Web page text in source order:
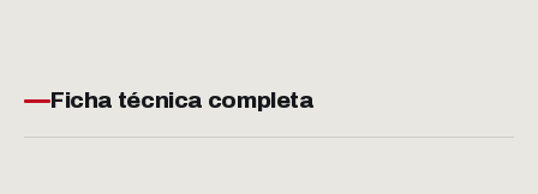
Ficha técnica completa